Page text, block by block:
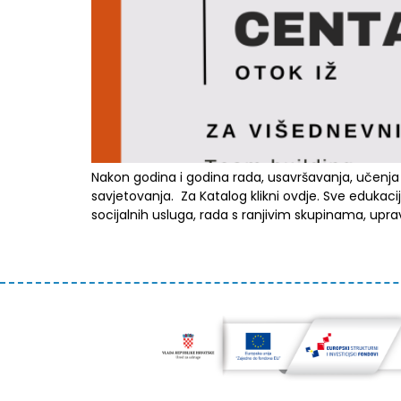
Nakon godina i godina rada, usavršavanja,
savjetovanja. Za Katalog klikni ovdje. Sve
socijalnih usluga, rada s ranjivim skupinama,